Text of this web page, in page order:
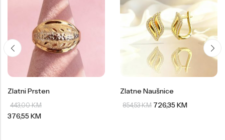
Zlatni Prsten
443,00KM
376,55KM
Zlatne Naušnice
854,53KM 726,35KM